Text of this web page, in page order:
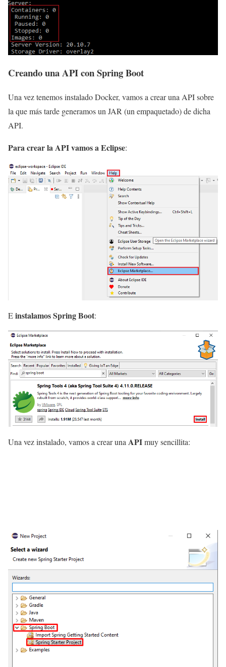
Creando una API con Spring Boot
Una vez tenemos instalado Docker, vamos a crear una API sobre
la que más tarde generamos un JAR (un empaquetado) de dicha
API.
Para crear la API vamos a Eclipse:
Einstalamos Spring Boot:
Una vez instalado, vamos a crear unaAPImuy sencillita: